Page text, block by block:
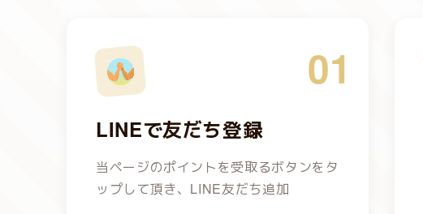
01
LINEで友だち登録
当ページのポイントを受取るボタンをタ
ップして頂き、LINE友だち追加